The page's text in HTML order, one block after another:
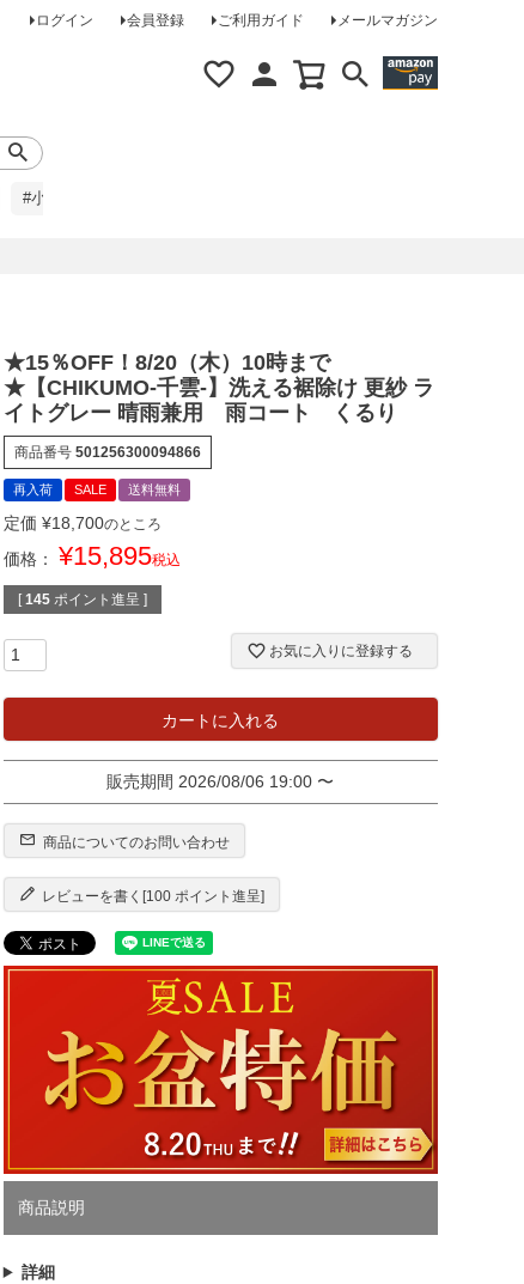
ログイン 会員登録 ご利用ガイド メールマガジン
#小柄な方に
★15％OFF！8/20（木）10時まで
★【CHIKUMO-千雲-】洗える裾除け 更紗 ラ
イトグレー 晴雨兼用 雨コート くるり
商品番号 501256300094866
再入荷 SALE 送料無料
定価 ¥18,700のところ
価格： ¥15,895税込
[ 145 ポイント進呈 ]
お気に入りに登録する
カートに入れる
販売期間 2026/08/06 19:00 〜
商品についてのお問い合わせ
レビューを書く[100 ポイント進呈]
商品説明
詳細